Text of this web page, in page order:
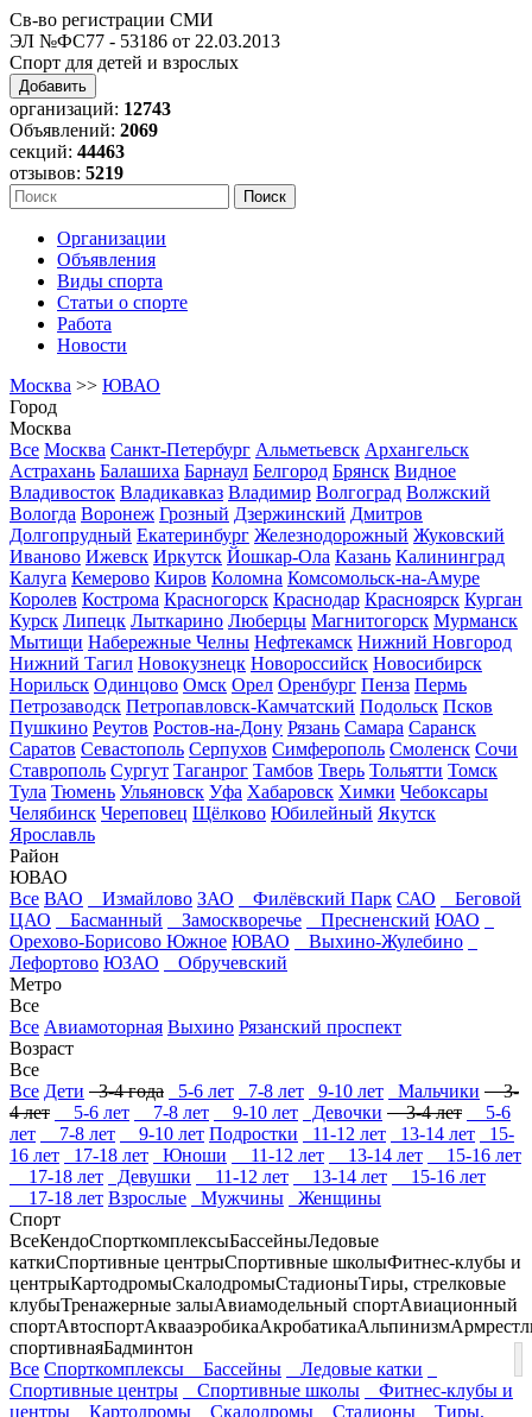
Св-во регистрации СМИ
ЭЛ №ФС77 - 53186 от 22.03.2013
Спорт для детей и взрослых
Добавить
организаций: 12743
Объявлений: 2069
секций: 44463
отзывов: 5219
Организации
Объявления
Виды спорта
Статьи о спорте
Работа
Новости
Москва >> ЮВАО
Город
Москва
Все Москва Санкт-Петербург Альметьевск Архангельск
Астрахань Балашиха Барнаул Белгород Брянск Видное
Владивосток Владикавказ Владимир Волгоград Волжский
Вологда Воронеж Грозный Дзержинский Дмитров
Долгопрудный Екатеринбург Железнодорожный Жуковский
Иваново Ижевск Иркутск Йошкар-Ола Казань Калининград
Калуга Кемерово Киров Коломна Комсомольск-на-Амуре
Королев Кострома Красногорск Краснодар Красноярск Курган
Курск Липецк Лыткарино Люберцы Магнитогорск Мурманск
Мытищи Набережные Челны Нефтекамск Нижний Новгород
Нижний Тагил Новокузнецк Новороссийск Новосибирск
Норильск Одинцово Омск Орел Оренбург Пенза Пермь
Петрозаводск Петропавловск-Камчатский Подольск Псков
Пушкино Реутов Ростов-на-Дону Рязань Самара Саранск
Саратов Севастополь Серпухов Симферополь Смоленск Сочи
Ставрополь Сургут Таганрог Тамбов Тверь Тольятти Томск
Тула Тюмень Ульяновск Уфа Хабаровск Химки Чебоксары
Челябинск Череповец Щёлково Юбилейный Якутск
Ярославль
Район
ЮВАО
Все ВАО Измайлово ЗАО Филёвский Парк САО
Беговой
ЦАО
Басманный Замоскворечье Пресненский ЮАО
Орехово-Борисово Южное ЮВАО
Выхино-Жулебино
Лефортово ЮЗАО
Обручевский
Метро
Все
Все Авиамоторная Выхино Рязанский проспект
Возраст
Все
Все Дети 3-4 года 5-6 лет 7-8 лет 9-10 лет Мальчики 3-
4 лет
5-6 лет 7-8 лет 9-10 лет Девочки 3-4 лет
5-6
лет
7-8 лет 9-10 лет Подростки 11-12 лет 13-14 лет
15-
16 лет
17-18 лет Юноши 11-12 лет 13-14 лет
15-16 лет
17-18 лет
Девушки 11-12 лет 13-14 лет
15-16 лет
17-18 лет Взрослые Мужчины
Женщины
Спорт
ВсеКендоСпорткомплексыБассейныЛедовые
каткиСпортивные центрыСпортивные школыФитнес-клубы и
центрыКартодромыСкалодромыСтадионыТиры, стрелковые
клубыТренажерные залыАвиамодельный спортАвиационный
спортАвтоспортАквааэробикаАкробатикаАльпинизм
спортивнаяБадминтон
Все Спорткомплексы Бассейны
Ледовые катки
Спортивные центры
Спортивные школы
Фитнес-клубы и
центры
Картодромы Скалодромы Стадионы
Тиры,